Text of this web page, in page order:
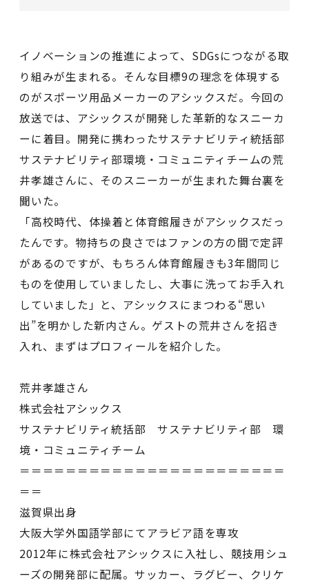
イノベーションの推進によって、SDGsにつながる取
り組みが生まれる。そんな目標9の理念を体現する
のがスポーツ用品メーカーのアシックスだ。今回の
放送では、アシックスが開発した革新的なスニーカ
ーに着目。開発に携わったサステナビリティ統括部
サステナビリティ部環境・コミュニティチームの荒
井孝雄さんに、そのスニーカーが生まれた舞台裏を
聞いた。
「高校時代、体操着と体育館履きがアシックスだっ
たんです。物持ちの良さではファンの方の間で定評
があるのですが、もちろん体育館履きも3年間同じ
ものを使用していましたし、大事に洗ってお手入れ
していました」と、アシックスにまつわる“思い
出”を明かした新内さん。ゲストの荒井さんを招き
入れ、まずはプロフィールを紹介した。
荒井孝雄さん
株式会社アシックス
サステナビリティ統括部 サステナビリティ部 環
境・コミュニティチーム
＝＝＝＝＝＝＝＝＝＝＝＝＝＝＝＝＝＝＝＝＝＝＝
＝＝
滋賀県出身
大阪大学外国語学部にてアラビア語を専攻
2012年に株式会社アシックスに入社し、競技用シュ
ーズの開発部に配属。サッカー、ラグビー、クリケ